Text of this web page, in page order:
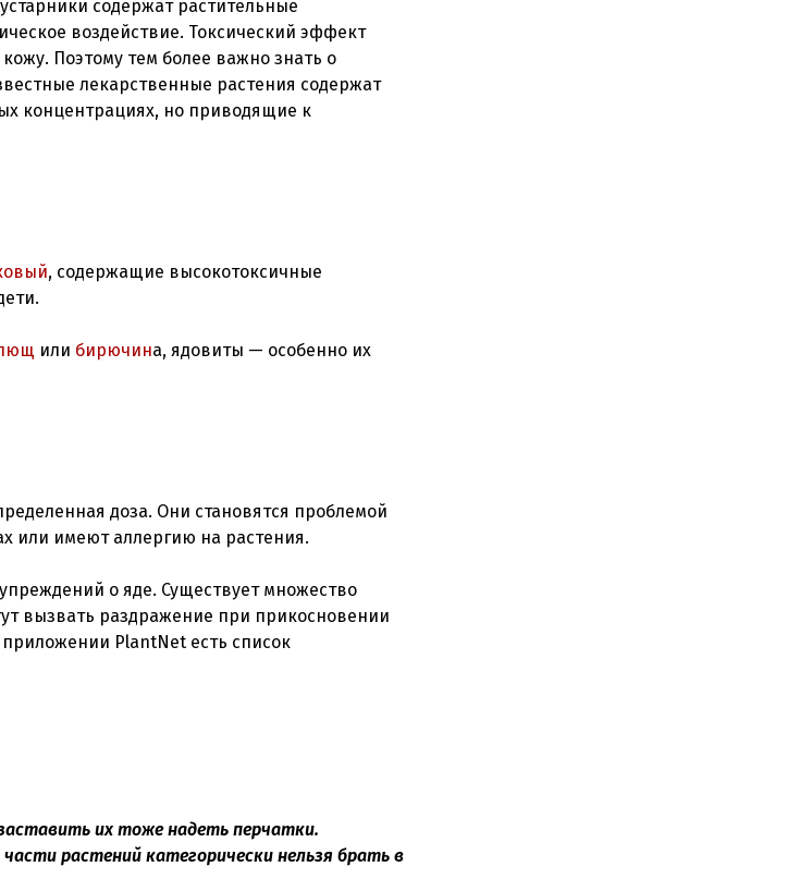
содержат растительные
воздействие. Токсический эффект
Поэтому тем более важно знать о
лекарственные растения содержат
концентрациях, но приводящие к
, содержащие высокотоксичные
или бирючина, ядовиты — особенно их
доза. Они становятся проблемой
или имеют аллергию на растения.
о яде. Существует множество
вызвать раздражение при прикосновении
PlantNet есть список
их тоже надеть перчатки.
растений категорически нельзя брать в